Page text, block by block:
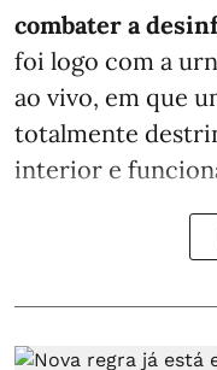
combater a
foi logo com a
ao vivo, em que
totalmente
interior e